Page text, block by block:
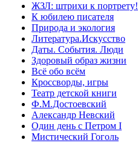
ЖЗЛ: штрихи к портрету!
К юбилею писателя
Природа и экология
Литература.Искусство
Даты. События. Люди
Здоровый образ жизни
Всё обо всём
Кроссворды, игры
Театр детской книги
Ф.М.Достоевский
Александр Невский
Один день с Петром I
Мистический Гоголь